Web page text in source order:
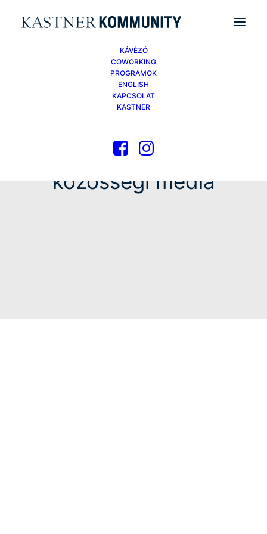
KÁVÉZÓ
COWORKING
PROGRAMOK
ENGLISH
KAPCSOLAT
KASTNER
közösségi média